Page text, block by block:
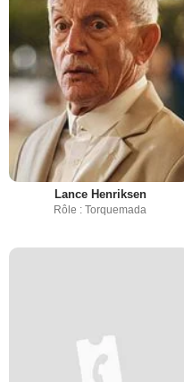
Lance Henriksen
Rôle : Torquemada